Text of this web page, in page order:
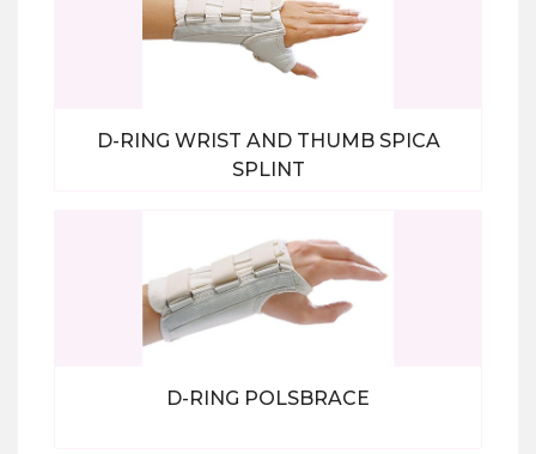
D-RING WRIST AND THUMB SPICA
SPLINT
D-RING POLSBRACE